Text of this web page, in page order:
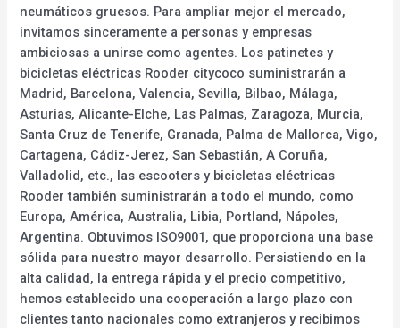
neumáticos gruesos. Para ampliar mejor el mercado,
invitamos sinceramente a personas y empresas
ambiciosas a unirse como agentes. Los patinetes y
bicicletas eléctricas Rooder citycoco suministrarán a
Madrid, Barcelona, Valencia, Sevilla, Bilbao, Málaga,
Asturias, Alicante-Elche, Las Palmas, Zaragoza, Murcia,
Santa Cruz de Tenerife, Granada, Palma de Mallorca, Vigo,
Cartagena, Cádiz-Jerez, San Sebastián, A Coruña,
Valladolid, etc., las escooters y bicicletas eléctricas
Rooder también suministrarán a todo el mundo, como
Europa, América, Australia, Libia, Portland, Nápoles,
Argentina. Obtuvimos ISO9001, que proporciona una base
sólida para nuestro mayor desarrollo. Persistiendo en la
alta calidad, la entrega rápida y el precio competitivo,
hemos establecido una cooperación a largo plazo con
clientes tanto nacionales como extranjeros y recibimos